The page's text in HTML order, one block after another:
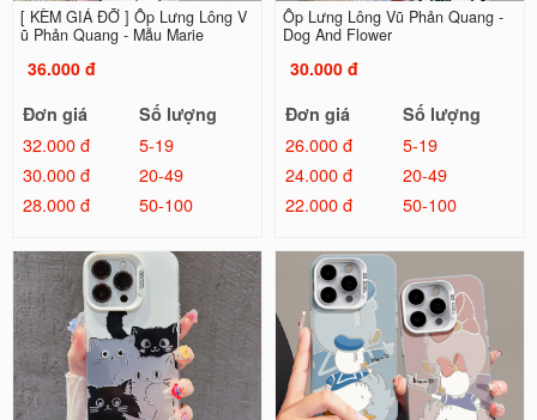
[ KÈM GIÁ ĐỠ ] Ốp Lưng Lông V
ũ Phản Quang - Mẫu Marie
36.000 đ
Đơn giá
Số lượng
32.000 đ
5-19
30.000 đ
20-49
28.000 đ
50-100
Ốp Lưng Lông Vũ Phản Quang -
Dog And Flower
30.000 đ
Đơn giá
Số lượng
26.000 đ
5-19
24.000 đ
20-49
22.000 đ
50-100